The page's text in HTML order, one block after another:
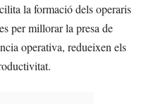
la formació dels operaris
per millorar la presa de
operativa, redueixen els